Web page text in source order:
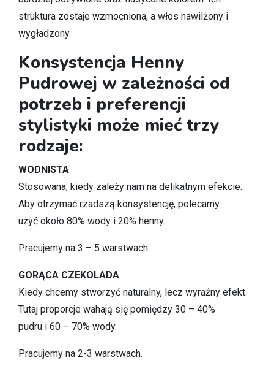
struktura zostaje wzmocniona, a włos nawilżony i
wygładzony.
Konsystencja Henny
Pudrowej w zależności od
potrzeb i preferencji
stylistyki może mieć trzy
rodzaje:
WODNISTA
Stosowana, kiedy zależy nam na delikatnym efekcie.
Aby otrzymać rzadszą konsystencję, polecamy
użyć około 80% wody i 20% henny.
Pracujemy na 3 – 5 warstwach.
GORĄCA CZEKOLADA
Kiedy chcemy stworzyć naturalny, lecz wyraźny efekt.
Tutaj proporcje wahają się pomiędzy 30 – 40%
pudru i 60 – 70% wody.
Pracujemy na 2-3 warstwach.